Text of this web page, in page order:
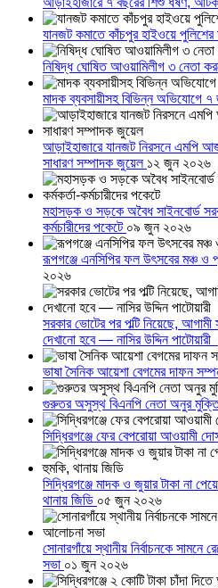
যানজট কমাতে কাঁচপুর হাইওয়ে
নিষিদ্ধ ঘোষিত আওয়ামিলীগ ৩ নেতা
মাদক ব্যবসায়ীসহ বিভিন্ন অভিযোগে
আড়াইহাজারে যানজট নিরসনে এমপি
সাধারণ সম্পাদক জুয়েল ১২ জুন ২০২৬
মহাসড়ক ও সড়কে অবৈধ সাইনবোর্ড
কর্মচারীদের পকেটে ০৯ জুন ২০২৬
রূপগঞ্জে এনসিপির ফল উৎসবের মঞ্চ ও
২০২৬
সরকার ভোটের পর পল্টি নিয়েছে, আগামী
দেখানো হবে — নাসির উদ্দিন পাটোয়ারী
ভাষা সৈনিক আয়েশা বেগমের দাফন
গুরুতর অসুস্থ বিএনপি নেতা অনুর মুক্তি
সিদ্ধিরগঞ্জে ফের বেপরোয়া আওয়ামী
সিদ্ধিরগঞ্জে মাদক ও জুয়ার টাকা না
থানায় জিডি ০৫ জুন ২০২৬
সোনারগাঁয়ে স্থানীয় নির্বাচনকে
সভা ০১ জুন ২০২৬